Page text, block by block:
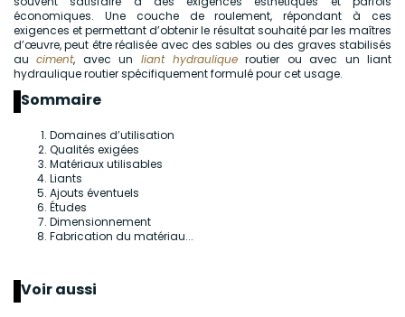
économiques. Une couche de roulement, répondant à ces
exigences et permettant d’obtenir le résultat souhaité par les maîtres
d’œuvre, peut être réalisée avec des sables ou des graves stabilisés
auciment, avec un liant hydraulique routier ou avec un liant
hydraulique routier spécifiquement formulé pour cet usage.
Sommaire
Domaines d’utilisation
Qualités exigées
Matériaux utilisables
Liants
Ajouts éventuels
Études
Dimensionnement
Fabrication du matériau...
Voir aussi